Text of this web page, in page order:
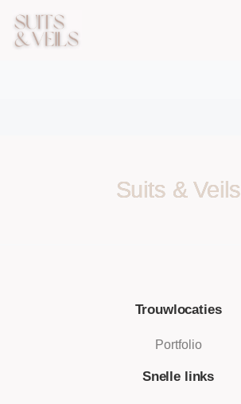
Suits & Veils
Trouwlocaties
Portfolio
Snelle links